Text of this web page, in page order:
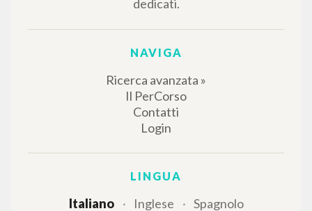
RISULTATI SUCCESSIVI
IL PROGETTO
Il portale raccoglie e rende accessibili gli scritti